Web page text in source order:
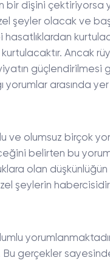
bir dişini çektiriyorsa
şeyler olacak ve
Ancak
güçlendirilmesi
yorumlar arasında
ve olumsuz birçok
belirten bu
olan
şeylerin
gerçekler